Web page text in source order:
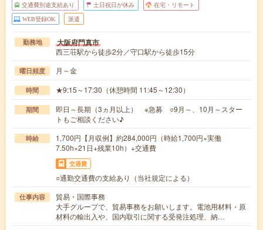
交通費別途支給あり 土日祝日が休み 在宅・リモート
WEB登録OK 派遣
勤務地 大阪府門真市
西三荘駅から徒歩2分／守口駅から徒歩15分
曜日頻度 月～金
時間 ★9:15～17:30（休憩時間 11:45～12:30）
期間
即日～長期（3ヵ月以上） ※急募 ○9月～、10月～スター
トもご相談ください♪
時給
1,700円【月収例】約284,000円（時給1,700円×実働
7.50h×21日+残業10h）+交通費
交通費
○通勤交通費の支給あり（当社規定による）
仕事内容
貿易・国際事務
大手グループで、貿易事務をお願いします。電池用材料・原
材料の輸出入や、国内取引に関する受発注処理、納…